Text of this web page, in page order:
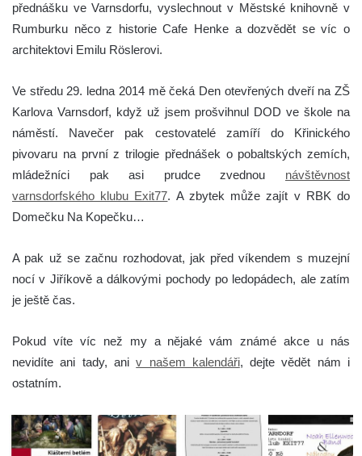
přednášku ve Varnsdorfu, vyslechnout v Městské knihovně v
Rumburku něco z historie Cafe Henke a dozvědět se víc o
architektovi Emilu Röslerovi.
Ve středu 29. ledna 2014 mě čeká Den otevřených dveří na ZŠ
Karlova Varnsdorf, když už jsem prošvihnul DOD ve škole na
náměstí. Navečer pak cestovatelé zamíří do Křinického
pivovaru na první z trilogie přednášek o pobaltských zemích,
mládežníci pak asi prudce zvednou návštěvnost
varnsdorfského klubu Exit77. A zbytek může zajít v RBK do
Domečku Na Kopečku…
A pak už se začnu rozhodovat, jak před víkendem s muzejní
nocí v Jiříkově a dálkovými pochody po ledopádech, ale zatím
je ještě čas.
Pokud víte víc než my a nějaké vám známé akce u nás
nevidíte ani tady, aniv našem kalendáři, dejte vědět nám i
ostatním.